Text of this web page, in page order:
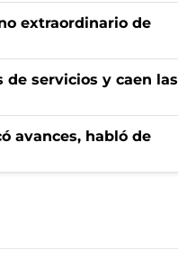
extraordinario de
de servicios y caen las
avances, habló de